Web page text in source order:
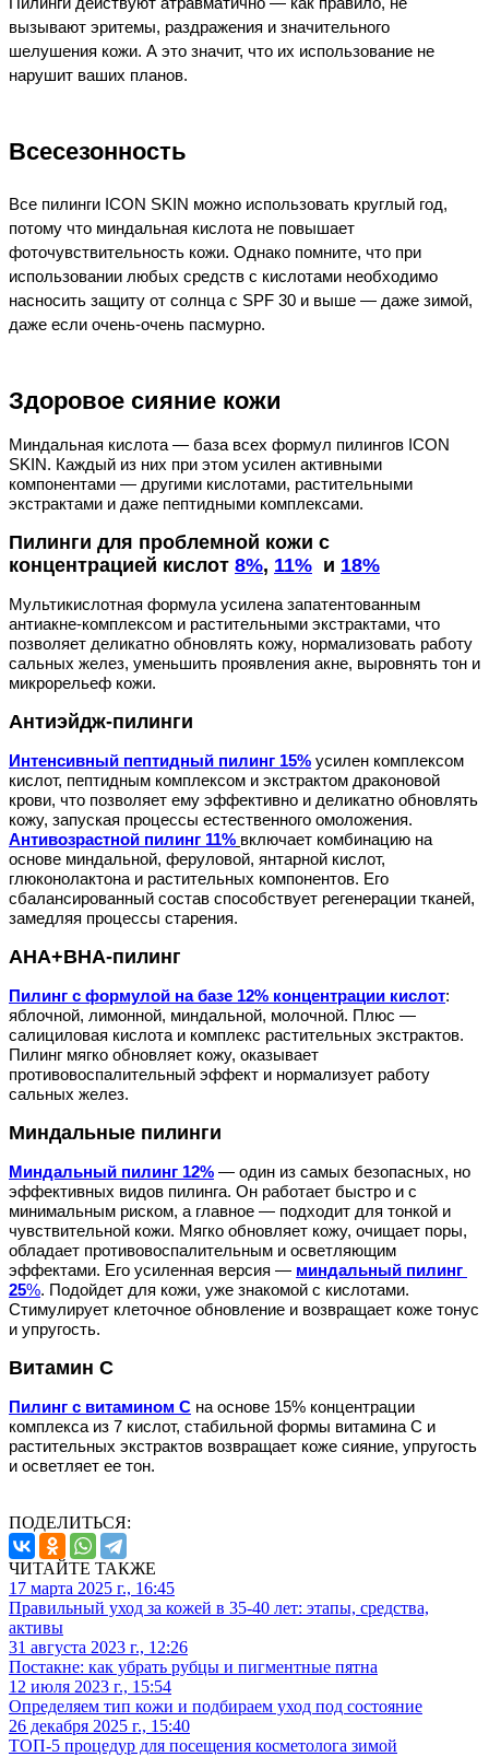
Пилинги действуют атравматично — как правило, не
вызывают эритемы, раздражения и значительного
шелушения кожи. А это значит, что их использование не
нарушит ваших планов.
Всесезонность
Все пилинги ICON SKIN можно использовать круглый год,
потому что миндальная кислота не повышает
фоточувствительность кожи. Однако помните, что при
использовании любых средств с кислотами необходимо
насносить защиту от солнца с SPF 30 и выше — даже зимой,
даже если очень-очень пасмурно.
Здоровое сияние кожи
Миндальная кислота — база всех формул пилингов ICON
SKIN. Каждый из них при этом усилен активными
компонентами — другими кислотами, растительными
экстрактами и даже пептидными комплексами.
Пилинги для проблемной кожи с
концентрацией кислот 8%, 11% и 18%
Мультикислотная формула усилена запатентованным
антиакне-комплексом и растительными экстрактами, что
позволяет деликатно обновлять кожу, нормализовать работу
сальных желез, уменьшить проявления акне, выровнять тон и
микрорельеф кожи.
Антиэйдж-пилинги
Интенсивный пептидный пилинг 15% усилен комплексом
кислот, пептидным комплексом и экстрактом драконовой
крови, что позволяет ему эффективно и деликатно обновлять
Антивозрастной пилинг 11% включает комбинацию на
основе миндальной, феруловой, янтарной кислот,
глюконолактона и растительных компонентов. Его
сбалансированный состав способствует регенерации тканей,
замедляя процессы старения.
AHA+BHA-пилинг
Пилинг с формулой на базе 12% концентрации кислот:
яблочной, лимонной, миндальной, молочной. Плюс —
салициловая кислота и комплекс растительных экстрактов.
Пилинг мягко обновляет кожу, оказывает
противовоспалительный эффект и нормализует работу
сальных желез.
Миндальные пилинги
Миндальный пилинг 12% — один из самых безопасных, но
эффективных видов пилинга. Он работает быстро и с
минимальным риском, а главное — подходит для тонкой и
чувствительной кожи. Мягко обновляет кожу, очищает поры,
обладает противовоспалительным и осветляющим
эффектами. Его усиленная версия — миндальный пилинг
25%. Подойдет для кожи, уже знакомой с кислотами.
Стимулирует клеточное обновление и возвращает коже тонус
и упругость.
Витамин С
Пилинг с витамином С на основе 15% концентрации
комплекса из 7 кислот, стабильной формы витамина С и
растительных экстрактов возвращает коже сияние, упругость
и осветляет ее тон.
ПОДЕЛИТЬСЯ:
ЧИТАЙТЕ ТАКЖЕ
17 марта 2025 г., 16:45
Правильный уход за кожей в 35-40 лет: этапы, средства,
активы
31 августа 2023 г., 12:26
Постакне: как убрать рубцы и пигментные пятна
12 июля 2023 г., 15:54
Определяем тип кожи и подбираем уход под состояние
26 декабря 2025 г., 15:40
ТОП-5 процедур для посещения косметолога зимой